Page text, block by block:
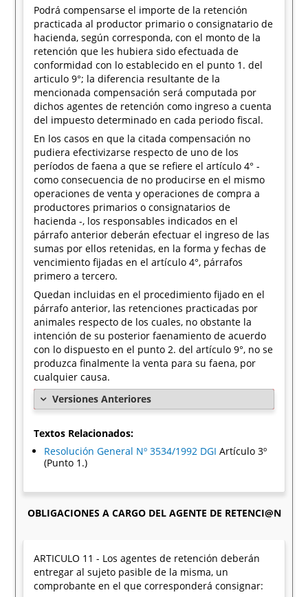
Podrá compensarse el importe de la retención
practicada al productor primario o consignatario de
hacienda, según corresponda, con el monto de la
retención que les hubiera sido efectuada de
conformidad con lo establecido en el punto 1. del
articulo 9°; la diferencia resultante de la
mencionada compensación será computada por
dichos agentes de retención como ingreso a cuenta
del impuesto determinado en cada periodo fiscal.
En los casos en que la citada compensación no
pudiera efectivizarse respecto de uno de los
períodos de faena a que se refiere el artículo 4° -
como consecuencia de no producirse en el mismo
operaciones de venta y operaciones de compra a
productores primarios o consignatarios de
hacienda -, los responsables indicados en el
párrafo anterior deberán efectuar el ingreso de las
sumas por ellos retenidas, en la forma y fechas de
vencimiento fijadas en el artículo 4°, párrafos
primero a tercero.
Quedan incluidas en el procedimiento fijado en el
párrafo anterior, las retenciones practicadas por
animales respecto de los cuales, no obstante la
intención de su posterior faenamiento de acuerdo
con lo dispuesto en el punto 2. del artículo 9°, no se
produzca finalmente la venta para su faena, por
cualquier causa.
Versiones Anteriores
Textos Relacionados:
Resolución General Nº 3534/1992 DGI Artículo 3º
(Punto 1.)
OBLIGACIONES A CARGO DEL AGENTE DE RETENCI@N
ARTICULO 11 - Los agentes de retención deberán
entregar al sujeto pasible de la misma, un
comprobante en el que corresponderá consignar: